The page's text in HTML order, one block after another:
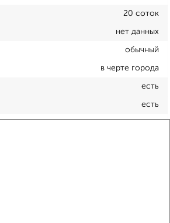
20 соток
нет данных
обычный
в черте города
есть
есть
есть